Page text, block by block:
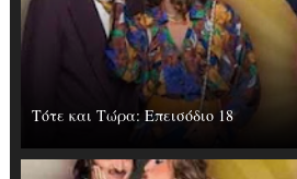
Τότε και Τώρα: Επεισόδιο 18